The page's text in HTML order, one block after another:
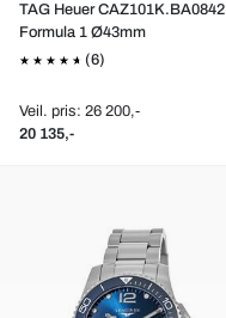
TAG Heuer CAZ101K.BA0842
Formula 1 Ø43mm
(6)
Veil. pris: 26 200,-
20 135,-